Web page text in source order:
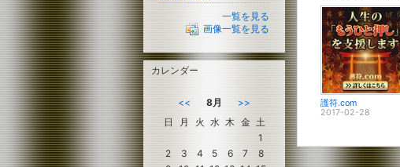
護符.com
2017-02-28
一覧を見る
画像一覧を見る
カレンダー
<< 8月
>>
日
月 火 水 木 金 土
1
2
3 4 5 6 7
8